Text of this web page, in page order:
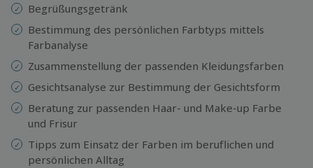
Begrüßungsgetränk
Bestimmung des persönlichen Farbtyps mittels
Farbanalyse
Zusammenstellung der passenden Kleidungsfarben
Gesichtsanalyse zur Bestimmung der Gesichtsform
Beratung zur passenden Haar- und Make-up Farbe
und Frisur
Tipps zum Einsatz der Farben im beruflichen und
persönlichen Alltag